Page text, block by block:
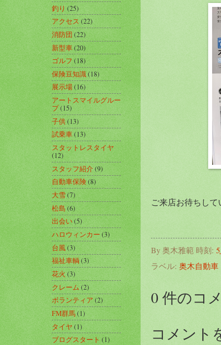
ご来店お待ちし
By奥木雅範 時刻:
ラベル: 奥木自動車
0 件のコ
コメント
釣り(25)
アクセス(22)
消防団(22)
新型車(20)
ゴルフ(18)
保険豆知識(18)
展示場(16)
アートスマイルグルー
プ(15)
子供(13)
試乗車(13)
スタットレスタイヤ
(12)
スタッフ紹介(9)
自動車保険(8)
大雪(7)
松島 (6)
出会い(5)
ハロウィンカー(3)
台風(3)
福祉車輌 (3)
花火(3)
クレーム(2)
ボランティア(2)
FM群馬(1)
タイヤ(1)
ブログスタート(1)